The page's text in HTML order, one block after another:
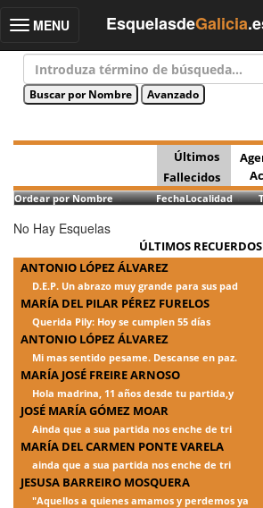
Toggle
MENU EsquelasdeGalicia
Últimos
Fallecidos
Ordear por Nombre FechaLocalidad
No Hay Esquelas
ÚLTIMOS RECUERDOS
ANTONIO LÓPEZ ÁLVAREZ
D.E.P. Un abrazo muy grande para sus pad
MARÍA DEL PILAR PÉREZ FURELOS
Querida Pily: Hoy se cumplen 55 días
ANTONIO LÓPEZ ÁLVAREZ
Mi mas sentido pesame. Descanse en paz.
MARÍA JOSÉ FREIRE ARNOSO
Hola madrina, 11 años desde tu partida,y
JOSÉ MARÍA GÓMEZ MOAR
Ainda que a sua partida nos enche de tri
MARÍA DEL CARMEN PONTE VARELA
ainda que a sua partida nos enche de tri
JESUSA BARREIRO MOSQUERA
"Aquellos a quienes amamos y perdemos ya